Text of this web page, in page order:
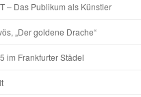
– Das Publikum als Künstler
„Der goldene Drache“
im Frankfurter Städel